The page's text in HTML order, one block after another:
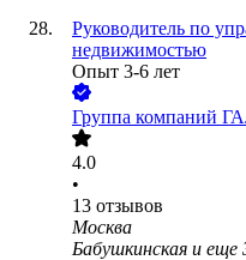
Руководитель по
недвижимостью
Опыт 3-6 лет
Группа компаний
4.0
•
13 отзывов
Москва
Бабушкинская и еще